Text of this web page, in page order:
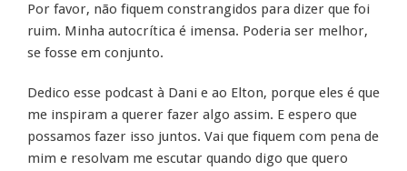
Por favor, não fiquem constrangidos para dizer que foi
ruim. Minha autocrítica é imensa. Poderia ser melhor,
se fosse em conjunto.
Dedico esse podcast à Dani e ao Elton, porque eles é que
me inspiram a querer fazer algo assim. E espero que
possamos fazer isso juntos. Vai que fiquem com pena de
mim e resolvam me escutar quando digo que quero